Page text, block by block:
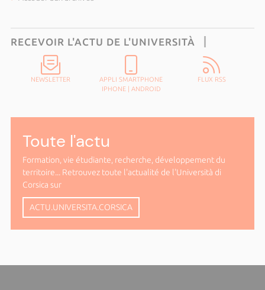
RECEVOIR L'ACTU DE L'UNIVERSITÀ
NEWSLETTER
APPLI SMARTPHONE
IPHONE| ANDROID
FLUX RSS
Toute l'actu
Formation, vie étudiante, recherche, développement du
territoire... Retrouvez toute l'actualité de l'Università di
Corsica sur
ACTU.UNIVERSITA.CORSICA